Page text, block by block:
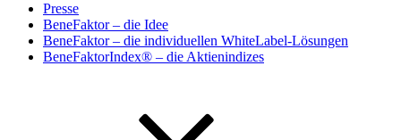
Presse
BeneFaktor – die Idee
BeneFaktor – die individuellen WhiteLabel-Lösungen
BeneFaktorIndex® – die Aktienindizes